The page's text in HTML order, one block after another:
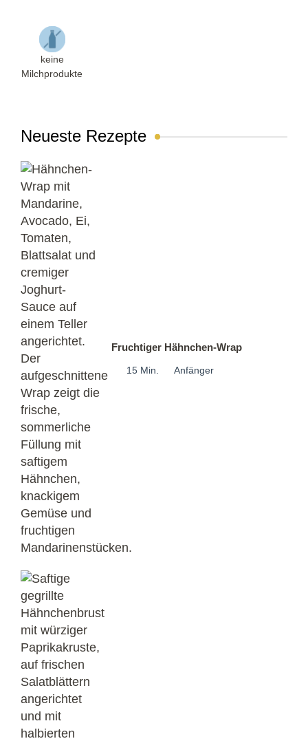
keine
Milchprodukte
Neueste Rezepte
Fruchtiger Hähnchen-Wrap
15 Min. Anfänger